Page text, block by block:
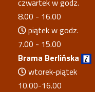
8.00 - 16.00
piątek w godz.
7.00 - 15.00
Brama Berlińska
wtorek-piątek
10.00-16.00